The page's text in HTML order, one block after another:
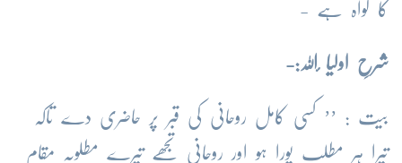
کا گواہ ہے -
شرحِ اولیا ٔاللہ:-
بیت : ’’ کسی کامل روحانی کی قبر پر حاضری دے تاکہ
تیرا ہر مطلب پورا ہو اور روحانی تجھے تیرے مطلوبہ مقام